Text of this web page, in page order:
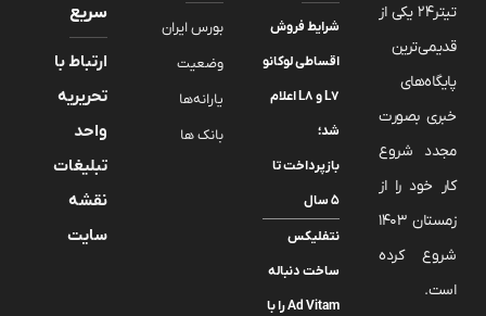
تیتر24 یکی از
قدیمی‌ترین
پایگاه‌های
خبری بصورت
مجدد شروع
کار خود را از
زمستان 1403
شروع کرده
است.
شرایط فروش
اقساطی لوکانو
L7 و L8 اعلام
شد؛
بازپرداخت تا
۵ سال
نتفلیکس
ساخت دنباله
Ad Vitam را با
بورس ایران
وضعیت
یارانه‌ها
بانک ها
سریع
ارتباط با
تحریریه
واحد
تبلیغات
نقشه
سایت